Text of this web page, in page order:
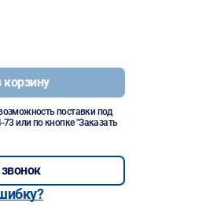
поставки под
73 или по кнопке "Заказать